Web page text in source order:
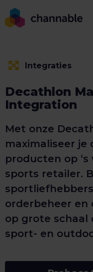
Integraties
Decathlon
Integration
Met onze
maximaliseer je
producten op
sports retailer.
orderbeheer en
op grote schaal
sport- en